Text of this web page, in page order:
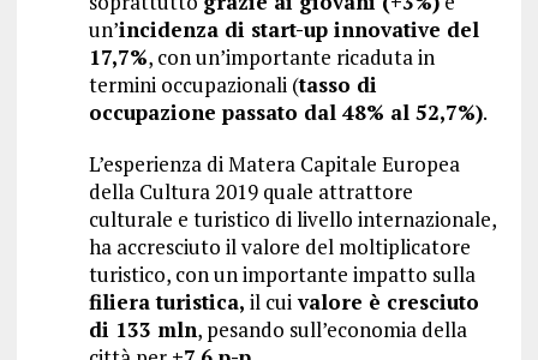
un’incidenza di start-up innovative del
17,7%, con un’importante ricaduta in
termini occupazionali (tasso di
occupazione passato dal 48% al 52,7%).
L’esperienza di Matera Capitale Europea
della Cultura 2019 quale attrattore
culturale e turistico di livello internazionale,
ha accresciuto il valore del moltiplicatore
turistico, con un importante impatto sulla
filiera turistica, il cuivalore è cresciuto
di 133 mln, pesando sull’economia della